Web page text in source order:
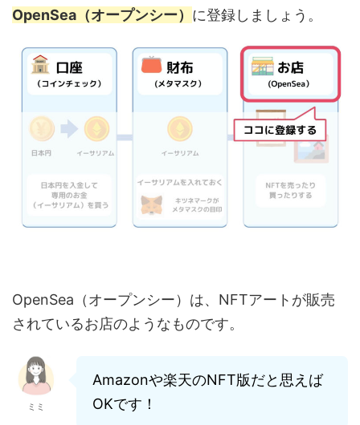
OpenSea（オープンシー） に登録しましょう。
OpenSea（オープンシー）は、NFTアートが販売
されているお店のようなものです。
ミミ
Amazonや楽天のNFT版だと思えば
OKです！